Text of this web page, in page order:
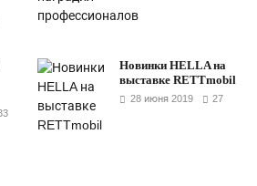
Новинки HELLA на
выставке RETTmobil
28 июня 2019 27